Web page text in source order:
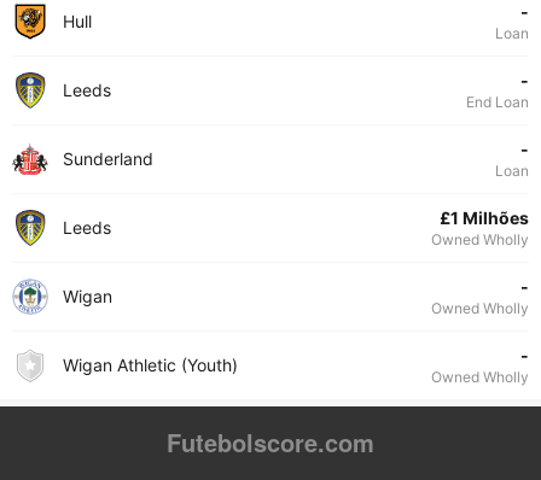
Hull -
Loan
Leeds -
End Loan
Sunderland -
Loan
Leeds £1 Milhões
Owned Wholly
Wigan -
Owned Wholly
Wigan Athletic (Youth) -
Owned Wholly
Futebolscore.com